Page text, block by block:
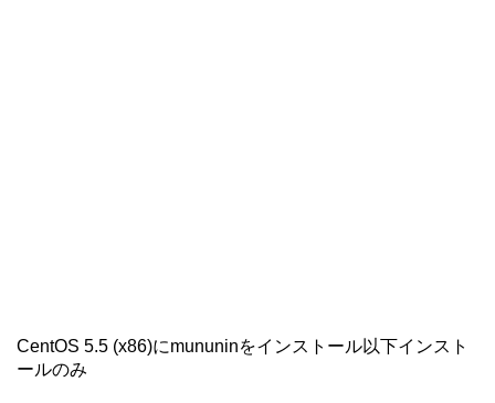
CentOS 5.5 (x86)にmununinをインストール以下インスト
ールのみ